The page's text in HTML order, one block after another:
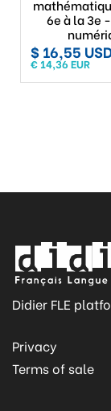
6e à la 3e
$ 16,55
€ 14,36 EUR
Didier FLE
Privacy
Terms of sale